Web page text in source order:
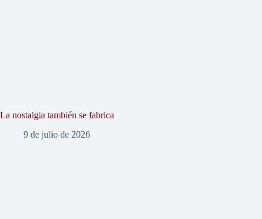
La nostalgia también se fabrica
9 de julio de 2026